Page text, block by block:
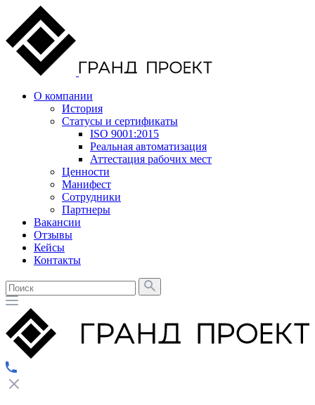
О компании
История
Статусы и сертификаты
ISO 9001:2015
Реальная автоматизация
Аттестация рабочих мест
Ценности
Манифест
Сотрудники
Партнеры
Вакансии
Отзывы
Кейсы
Контакты